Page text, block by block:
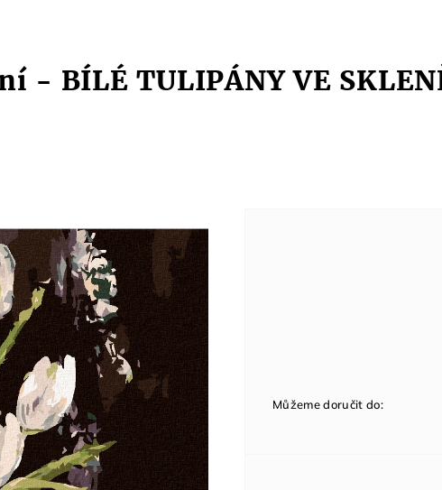
- BÍLÉ TULIPÁNY VE
Můžeme doručit do: